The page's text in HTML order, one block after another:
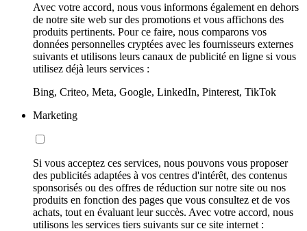
Avec votre accord, nous vous informons également en dehors
de notre site web sur des promotions et vous affichons des
produits pertinents. Pour ce faire, nous comparons vos
données personnelles cryptées avec les fournisseurs externes
suivants et utilisons leurs canaux de publicité en ligne si vous
utilisez déjà leurs services :
Bing, Criteo, Meta, Google, LinkedIn, Pinterest, TikTok
Marketing
Si vous acceptez ces services, nous pouvons vous proposer
des publicités adaptées à vos centres d'intérêt, des contenus
sponsorisés ou des offres de réduction sur notre site ou nos
produits en fonction des pages que vous consultez et de vos
achats, tout en évaluant leur succès. Avec votre accord, nous
utilisons les services tiers suivants sur ce site internet :